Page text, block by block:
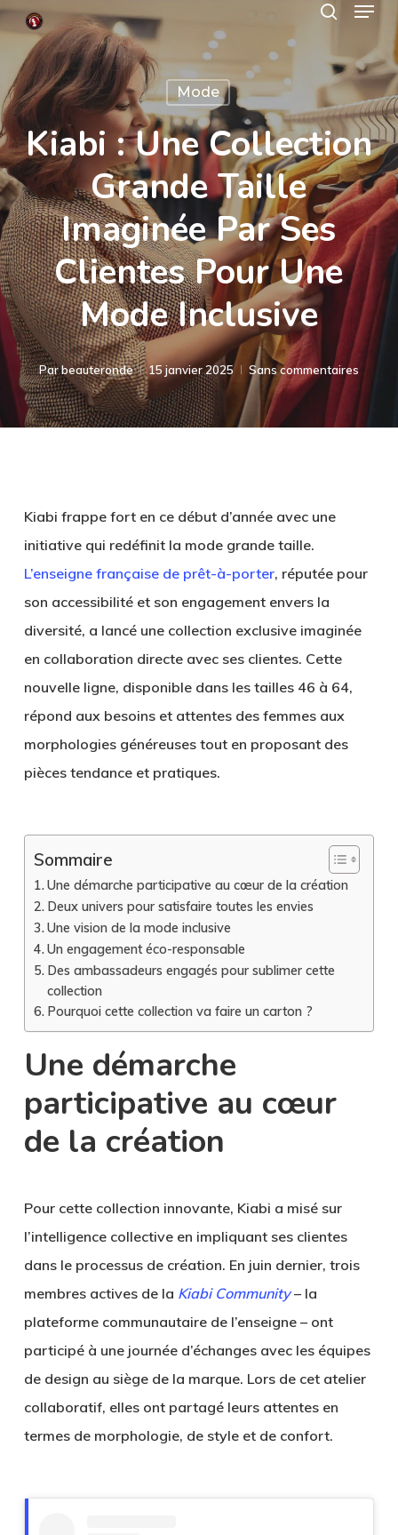
Skip
main
content
Mode
Kiabi : Une Collection
Grande Taille
Imaginée Par Ses
Clientes Pour Une
Mode Inclusive
Parbeauteronde 15 janvier 2025 Sans commentaires
Kiabi frappe fort en ce début d’année avec une
initiative qui redéfinit la mode grande taille.
L’enseigne française de prêt-à-porter, réputée pour
son accessibilité et son engagement envers la
diversité, a lancé une collection exclusive imaginée
en collaboration directe avec ses clientes. Cette
nouvelle ligne, disponible dans les tailles 46 à 64,
répond aux besoins et attentes des femmes aux
morphologies généreuses tout en proposant des
pièces tendance et pratiques.
Sommaire
Une démarche participative au cœur de la création
Deux univers pour satisfaire toutes les envies
Une vision de la mode inclusive
Un engagement éco-responsable
Des ambassadeurs engagés pour sublimer cette
collection
Pourquoi cette collection va faire un carton ?
Une démarche
participative au cœur
de la création
Pour cette collection innovante, Kiabi a misé sur
l’intelligence collective en impliquant ses clientes
dans le processus de création. En juin dernier, trois
membres actives de la Kiabi Community– la
plateforme communautaire de l’enseigne – ont
participé à une journée d’échanges avec les équipes
de design au siège de la marque. Lors de cet atelier
collaboratif, elles ont partagé leurs attentes en
termes de morphologie, de style et de confort.
Close
Menu